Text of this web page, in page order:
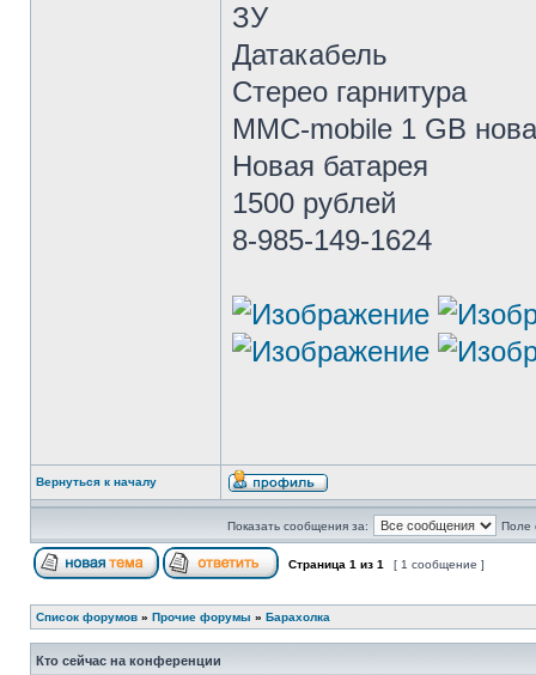
ЗУ
Датакабель
Стерео гарнитура
MMC-mobile 1 GB
Новая батарея
1500 рублей
8-985-149-1624
Вернуться к началу
Показать сообщения за: Поле
Страница 1 из 1 [ 1 сообщение ]
Список форумов » Прочие форумы » Барахолка
Кто сейчас на конференции